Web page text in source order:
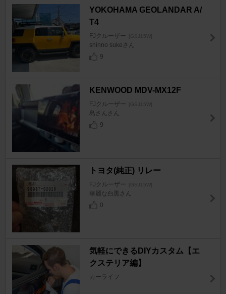
YOKOHAMA GEOLANDAR A/
T4
FJクルーザー [GSJ15W]
shinno sukeさん
9
KENWOOD MDV-MX12F
FJクルーザー [GSJ15W]
島さんさん
9
トヨタ(純正) リレー
FJクルーザー [GSJ15W]
華麗な白黒さん
0
気軽にできるDIYカスタム【エ
クステリア編】
カーライフ